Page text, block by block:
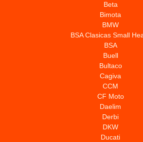
Beta
Bimota
BMW
BSA Clasicas Small
BSA
Buell
Bultaco
Cagiva
CCM
CF Moto
Daelim
Derbi
DKW
Ducati